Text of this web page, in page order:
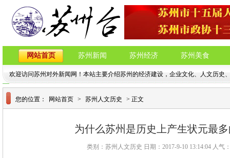
网站首页 苏州新闻 苏州经济 苏州美食
欢迎访问苏州对外新闻网！本站主要介绍苏州的经济建设，企业文化、人文历史
您的位置： 网站首页 > 苏州人文历史 > 正文
为什么苏州是历史上产生状元最
类别：苏州人文历史 日期：2017-9-10 13:14:04 人气